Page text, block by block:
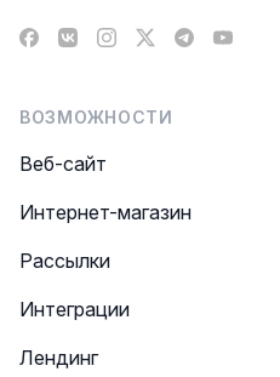
Facebook
VK Instagram
X TelegramYouTube
ВОЗМОЖНОСТИ
Веб-сайт
Интернет-магазин
Рассылки
Интеграции
Лендинг